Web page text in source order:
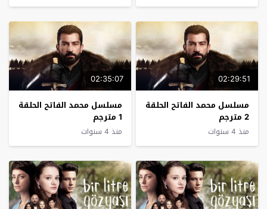
02:29:51
مسلسل محمد الفاتح الحلقة
2 مترجم
منذ 4 سنوات
02:35:07
مسلسل محمد الفاتح الحلقة
1 مترجم
منذ 4 سنوات